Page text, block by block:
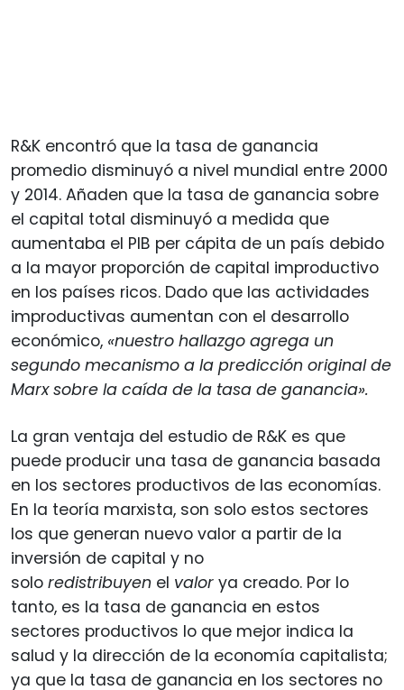
R&K encontró que la tasa de ganancia
promedio disminuyó a nivel mundial entre 2000
y 2014. Añaden que la tasa de ganancia sobre
el capital total disminuyó a medida que
aumentaba el PIB per cápita de un país debido
a la mayor proporción de capital improductivo
en los países ricos. Dado que las actividades
improductivas aumentan con el desarrollo
económico, «nuestro hallazgo agrega un
segundo mecanismo a la predicción original de
Marx sobre la caída de la tasa de ganancia».
La gran ventaja del estudio de R&K es que
puede producir una tasa de ganancia basada
en los sectores productivos de las economías.
En la teoría marxista, son solo estos sectores
los que generan nuevo valor a partir de la
inversión de capital y no
solo redistribuyen el valor ya creado. Por lo
tanto, es la tasa de ganancia en estos
sectores productivos lo que mejor indica la
salud y la dirección de la economía capitalista;
ya que la tasa de ganancia en los sectores no